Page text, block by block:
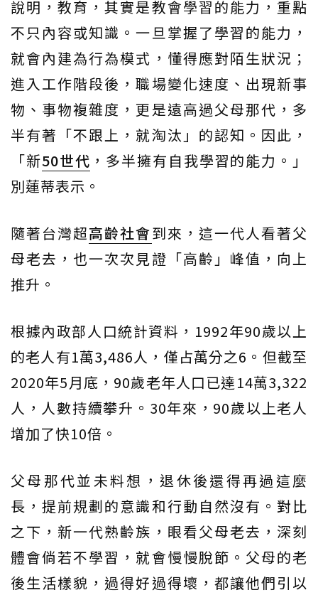
說明，教育，其實是教會學習的能力，重點
不只內容或知識。一旦掌握了學習的能力，
就會內建為行為模式，懂得應對陌生狀況；
進入工作階段後，職場變化速度、出現新事
物、事物複雜度，更是遠高過父母那代，多
半有著「不跟上，就淘汰」的認知。因此，
「新50世代 ，多半擁有自我學習的能力。」
別蓮蒂表示。
隨著台灣超高齡社會到來，這一代人看著父
母老去，也一次次見證「高齡」峰值，向上
推升。
根據內政部人口統計資料，1992年90歲以上
的老人有1萬3,486人，僅占萬分之6。但截至
2020年5月底，90歲老年人口已達14萬3,322
人，人數持續攀升。30年來，90歲以上老人
增加了快10倍。
父母那代並未料想，退休後還得再過這麼
長，提前規劃的意識和行動自然沒有。對比
之下，新一代熟齡族，眼看父母老去，深刻
體會倘若不學習，就會慢慢脫節。父母的老
後生活樣貌，過得好過得壞，都讓他們引以